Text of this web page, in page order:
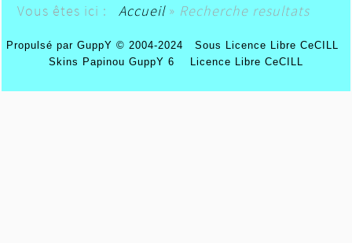
Vous êtes ici : Accueil » Recherche resultats
Propulsé par GuppY © 2004-2024
Sous Licence Libre CeCILL
Skins Papinou GuppY 6
Licence Libre CeCILL